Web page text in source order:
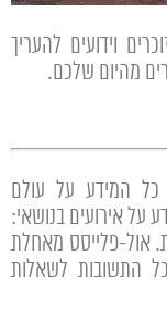
וידועים להעריך
מהיום שלכם.
כל המידע על עולם
על אירועים בנושאי:
אול-פלייסס מאחלת
התשובות לשאלות